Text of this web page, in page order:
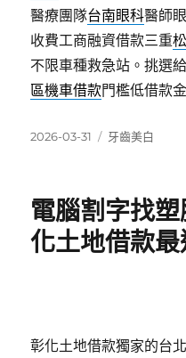
醫療團隊台南眼科醫師
收費工商融資借款三重
不限車種救急站。挑選
區機車借款門檻低借款
發
2026-03-31
分
牙齒美白
電腦割字找
化土地借款
彰化土地借款獨家的台